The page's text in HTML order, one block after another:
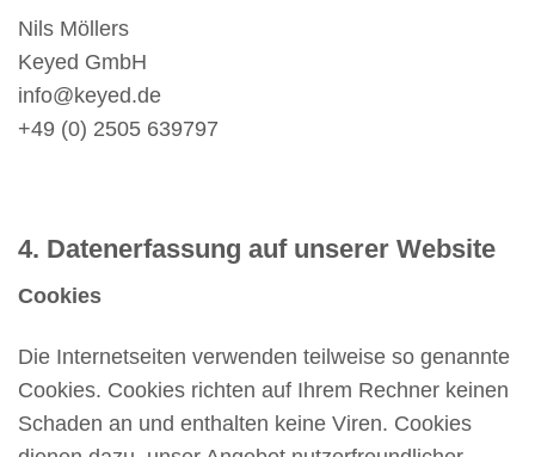
Nils Möllers
Keyed GmbH
info@keyed.de
+49 (0) 2505 639797
4. Datenerfassung auf unserer Website
Cookies
Die Internetseiten verwenden teilweise so genannte
Cookies. Cookies richten auf Ihrem Rechner keinen
Schaden an und enthalten keine Viren. Cookies